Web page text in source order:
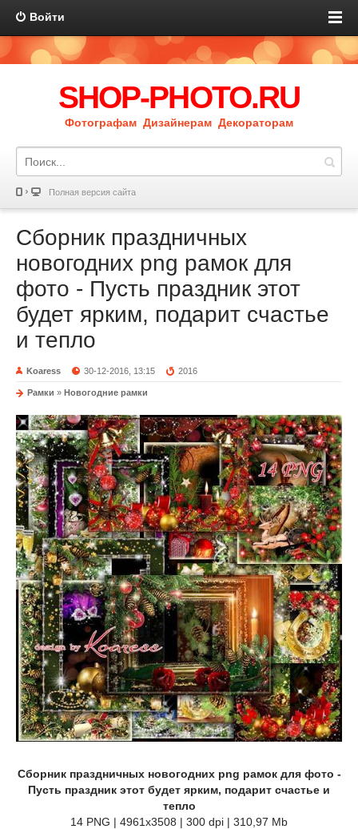
Войти
SHOP-PHOTO.RU
Фотографам Дизайнерам Декораторам
Полная версия сайта
Сборник праздничных
новогодних png рамок для
фото - Пусть праздник этот
будет ярким, подарит счастье
и тепло
Koaress 30-12-2016, 13:15 2016
Рамки » Новогодние рамки
Сборник праздничных новогодних png рамок для фото -
Пусть праздник этот будет ярким, подарит счастье и
тепло
14 PNG | 4961x3508 | 300 dpi | 310,97 Mb